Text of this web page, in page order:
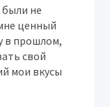
не
ценный
в прошлом,
свой
мои вкусы